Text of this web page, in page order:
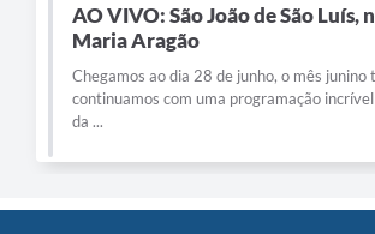
AO VIVO: São João de São Luís,
Maria Aragão
Chegamos ao dia 28 de junho, o mês junino
continuamos com uma programação
da ...